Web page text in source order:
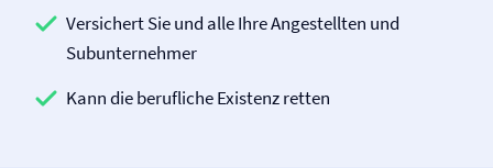
Versichert Sie und alle Ihre Angestellten und
Subunternehmer
Kann die berufliche Existenz retten